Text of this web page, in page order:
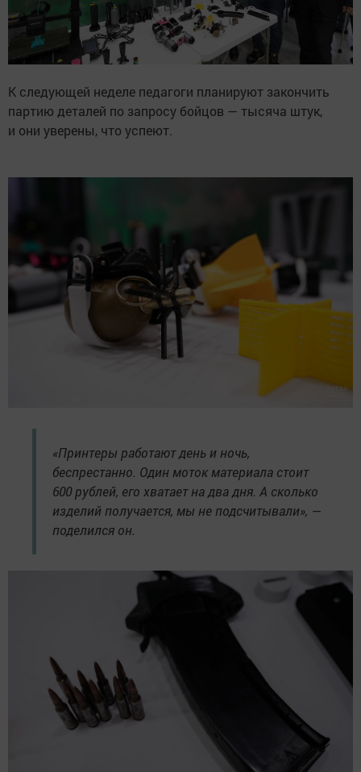
К следующей неделе педагоги планируют закончить
партию деталей по запросу бойцов — тысяча штук,
и они уверены, что успеют.
«Принтеры работают день и ночь,
беспрестанно. Один моток материала стоит
600 рублей, его хватает на два дня. А сколько
изделий получается, мы не подсчитывали», —
поделился он.